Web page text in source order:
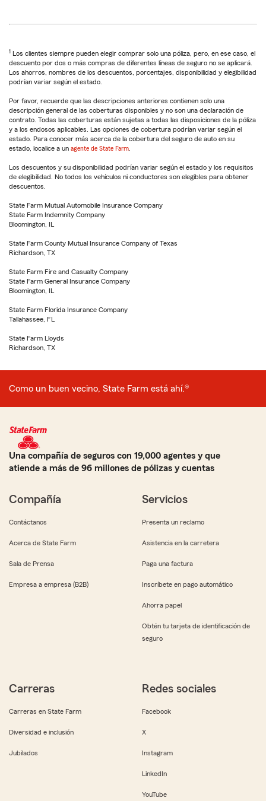
1 Los clientes siempre pueden elegir comprar solo una póliza, pero, en ese caso, el
descuento por dos o más compras de diferentes líneas de seguro no se aplicará.
Los ahorros, nombres de los descuentos, porcentajes, disponibilidad y elegibilidad
podrían variar según el estado.
Por favor, recuerde que las descripciones anteriores contienen solo una
descripción general de las coberturas disponibles y no son una declaración de
contrato. Todas las coberturas están sujetas a todas las disposiciones de la póliza
y a los endosos aplicables. Las opciones de cobertura podrían variar según el
estado. Para conocer más acerca de la cobertura del seguro de auto en su
estado, localice a un agente de State Farm
Los descuentos y su disponibilidad podrían variar según el estado y los requisitos
de elegibilidad. No todos los vehículos ni conductores son elegibles para obtener
descuentos.
State Farm Mutual Automobile Insurance Company
State Farm Indemnity Company
Bloomington, IL
State Farm County Mutual Insurance Company of Texas
Richardson, TX
State Farm Fire and Casualty Company
State Farm General Insurance Company
Bloomington, IL
State Farm Florida Insurance Company
Tallahassee, FL
State Farm Lloyds
Richardson, TX
Como un buen vecino, State Farm está ahí.®
Una compañía de seguros con 19,000 agentes y que
atiende a más de 96 millones de pólizas y cuentas
Compañía
Contáctanos
Acerca de State Farm
Sala de Prensa
Empresa a empresa (B2B)
Servicios
Presenta un reclamo
Asistencia en la carretera
Paga una factura
Inscríbete en pago automático
Ahorra papel
Obtén tu tarjeta de identificación de
seguro
Carreras
Carreras en State Farm
Diversidad e inclusión
Jubilados
Redes sociales
Facebook
X
Instagram
LinkedIn
YouTube